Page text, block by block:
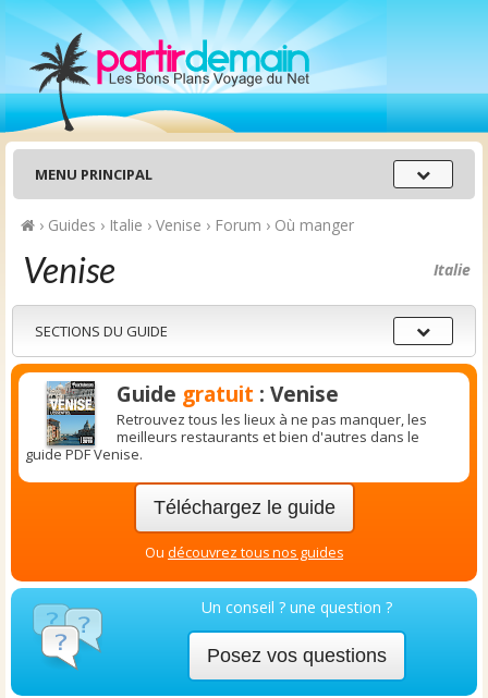
Menu
principal
MENU PRINCIPAL
› Guides › Italie › Venise › Forum › Où manger
Italie
Venise
Sections
du
guide
SECTIONS DU GUIDE
Guide gratuit : Venise
Retrouvez tous les lieux à ne pas manquer, les
meilleurs restaurants et bien d'autres dans le
guide PDF Venise.
Téléchargez le guide
Ou découvrez tous nos guides
Un conseil ? une question ?
Posez vos questions